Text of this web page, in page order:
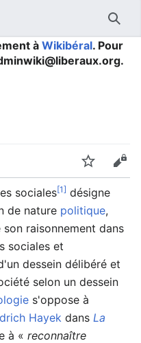
à Wikibéral. Pour
Suivre
sociales[1] désigne
de nature politique,
raisonnement dans
sociales et
dessein délibéré et
selon un dessein
s'oppose à
Hayek dans La
à « reconnaître